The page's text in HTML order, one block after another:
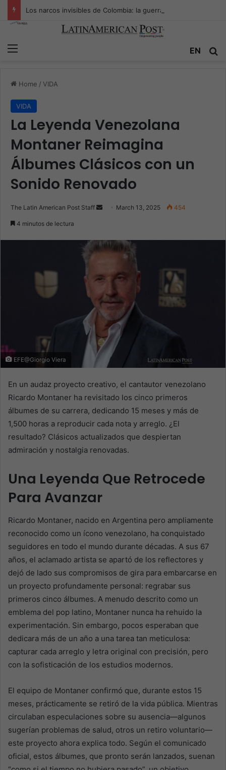
Menu EN
Home / VIDA
VIDA
La Leyenda Venezolana
Montaner Reimagina
Álbumes Clásicos con un
Sonido Renovado
The Latin American Post Staff
Send March 13, 2025 454
4 minutos de lectura
EFE@Giorgio Viera
En un audaz proyecto creativo, el cantautor venezolano
Ricardo Montaner ha revisitado los cinco primeros
álbumes de su carrera, dedicando 15 meses y más de
1,500 horas a reproducir cada nota y arreglo. ¿El
resultado? Clásicos actualizados que despiertan
admiración y nostalgia renovadas.
Una Leyenda Que Retrocede
Para Avanzar
Ricardo Montaner, nacido en Argentina pero ampliamente
reconocido como un ícono venezolano, ha conquistado
seguidores en todo el mundo durante décadas. A sus 67
años, el aclamado artista se apartó de los reflectores y
dejó de lado sus compromisos de gira para embarcarse en
un proyecto profundamente personal: regrabar sus
primeros cinco álbumes. A menudo descrito como un
emblema del pop latino, Montaner nunca ha rehuido la
experimentación. Sin embargo, pocos esperaban que
dedicara más de un año a una tarea tan meticulosa:
capturar cada arreglo y letra original con precisión, pero
con la sofisticación de los estudios modernos.
El equipo de Montaner confirmó que, durante estos 15
meses, prácticamente se retiró de la vida pública. Mientras
circulaban especulaciones sobre su ausencia—algunos
sugerían problemas de salud, otros un retiro voluntario—
este proyecto ahora explica todo. Según el comunicado
oficial, estos álbumes, que pronto serán lanzados, suenan